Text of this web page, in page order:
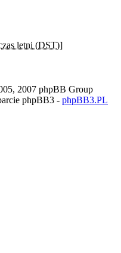
letni (DST)]
2007 phpBB Group
phpBB3 - phpBB3.PL